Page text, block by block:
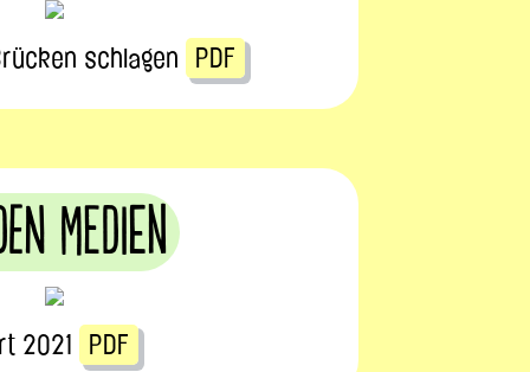
schlagen PDF
Medien
2021 PDF